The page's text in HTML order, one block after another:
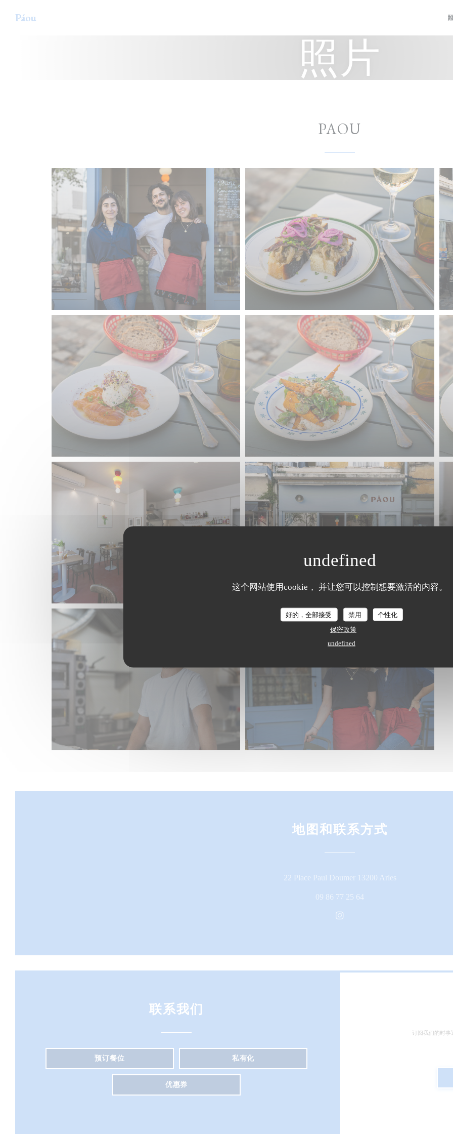
这个网站使用cookie， 并让您可以控制想要激活的内容。
好的，全部接受 禁用
个性化
保密政策
undefined
Páou
照片
PAOU
地图和联系方式
22 Place Paul Doumer 13200 Arles((在新窗口中打
09 86 77 25 64
联系我们
预订餐位 私有化
优惠券
订阅我们的时